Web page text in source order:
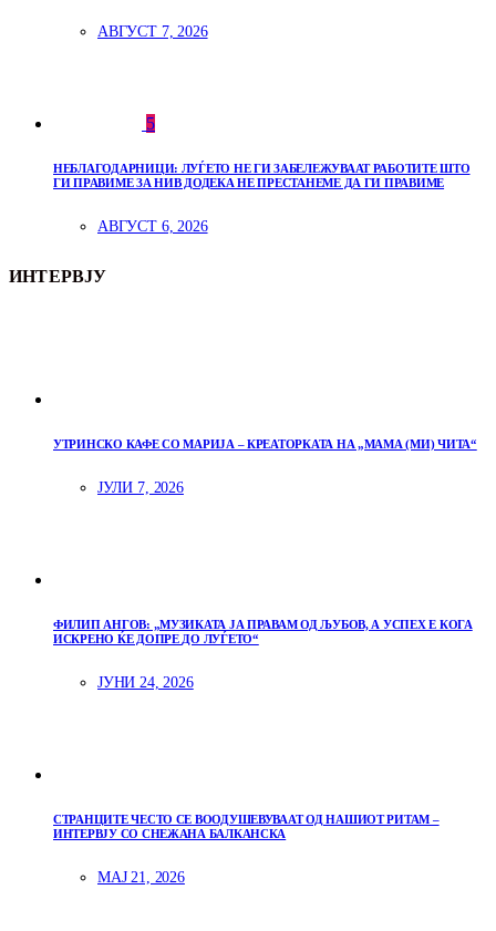
АВГУСТ 7, 2026
5
НЕБЛАГОДАРНИЦИ: ЛУЃЕТО НЕ ГИ ЗАБЕЛЕЖУВААТ РАБОТИТЕ ШТО
ГИ ПРАВИМЕ ЗА НИВ ДОДЕКА НЕ ПРЕСТАНЕМЕ ДА ГИ ПРАВИМЕ
АВГУСТ 6, 2026
ИНТЕРВЈУ
УТРИНСКО КАФЕ СО МАРИЈА – КРЕАТОРКАТА НА „МАМА (МИ) ЧИТА“
ЈУЛИ 7, 2026
ФИЛИП АНГОВ: „МУЗИКАТА ЈА ПРАВАМ ОД ЉУБОВ, А УСПЕХ Е КОГА
ИСКРЕНО ЌЕ ДОПРЕ ДО ЛУЃЕТО“
ЈУНИ 24, 2026
СТРАНЦИТЕ ЧЕСТО СЕ ВООДУШЕВУВААТ ОД НАШИОТ РИТАМ –
ИНТЕРВЈУ СО СНЕЖАНА БАЛКАНСКА
МАЈ 21, 2026